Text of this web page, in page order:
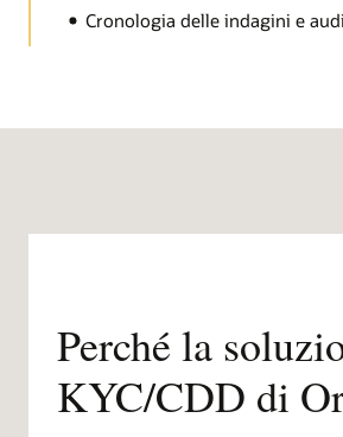
Cronologia delle indagini e
Perché la
KYC/CDD di